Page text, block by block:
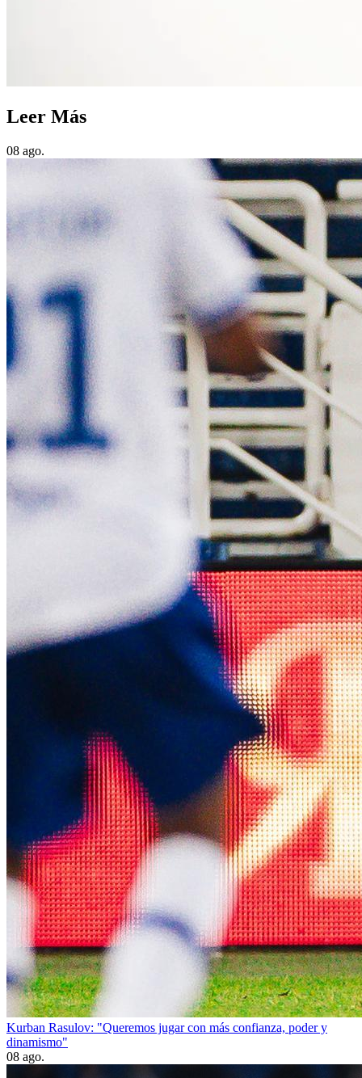
Leer Más
08 ago.
Kurban Rasulov: "Queremos jugar con más confianza, poder y
dinamismo"
08 ago.